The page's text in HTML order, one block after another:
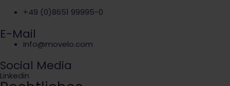
+49 (0)8651 99995-0
E-Mail
info@movelo.com
Social Media
Linkedin